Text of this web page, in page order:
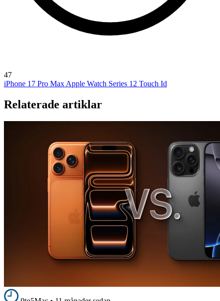
47
iPhone 17 Pro Max Apple Watch Series 12 Touch Id
Relaterade artiklar